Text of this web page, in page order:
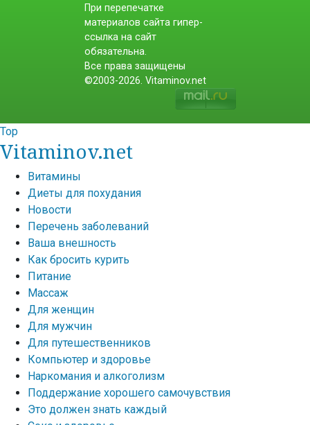
При перепечатке
материалов сайта гипер-
ссылка на сайт
обязательна.
Все права защищены
©2003-2026. Vitaminov.net
Top
Vitaminov.net
Витамины
Диеты для похудания
Новости
Перечень заболеваний
Ваша внешность
Как бросить курить
Питание
Массаж
Для женщин
Для мужчин
Для путешественников
Компьютер и здоровье
Наркомания и алкоголизм
Поддержание хорошего самочувствия
Это должен знать каждый